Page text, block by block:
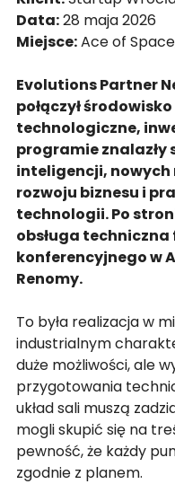
Data: 28 maja 2026
Miejsce: Ace of
Evolutions Partner
połączył
technologiczne,
programie znalazły
inteligencji, nowych
rozwoju biznesu i
technologii. Po
obsługa
konferencyjnego w
Renomy.
To była realizacja w
industrialnym
duże możliwości, ale
przygotowania
układ sali muszą
mogli skupić się na
pewność, że każdy
zgodnie z planem.